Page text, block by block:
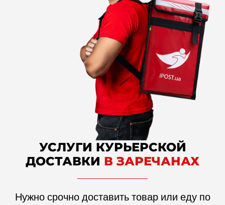
УСЛУГИ КУРЬЕРСКОЙ
ДОСТАВКИ В ЗАРЕЧАНАХ
Нужно срочно доставить товар или еду по